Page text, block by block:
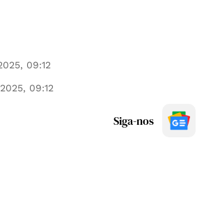
09:12
09:12
Siga-nos